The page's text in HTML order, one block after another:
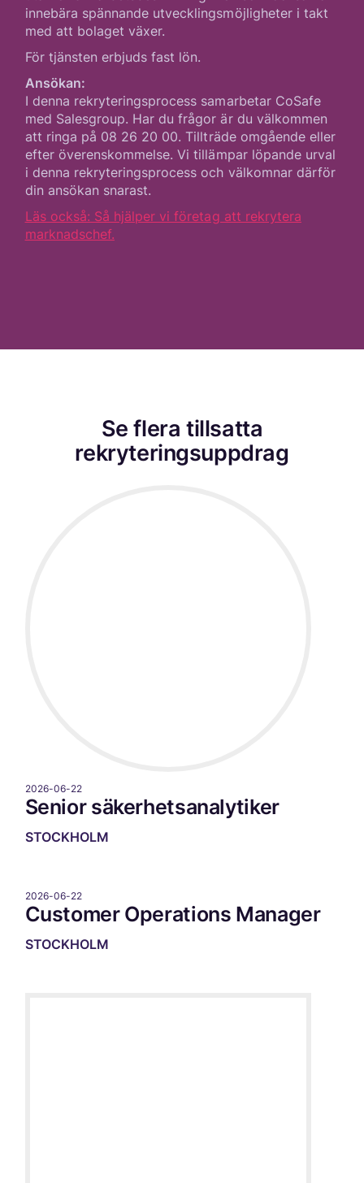
innebära spännande utvecklingsmöjligheter i takt
med att bolaget växer.
För tjänsten erbjuds fast lön.
Ansökan:
I denna rekryteringsprocess samarbetar CoSafe
med Salesgroup. Har du frågor är du välkommen
att ringa på 08 26 20 00. Tillträde omgående eller
efter överenskommelse. Vi tillämpar löpande urval
i denna rekryteringsprocess och välkomnar därför
din ansökan snarast.
Läs också: Så hjälper vi företag att rekrytera
marknadschef.
Se flera tillsatta
rekryteringsuppdrag
2026-06-22
Senior säkerhetsanalytiker
STOCKHOLM
2026-06-22
Customer Operations Manager
STOCKHOLM